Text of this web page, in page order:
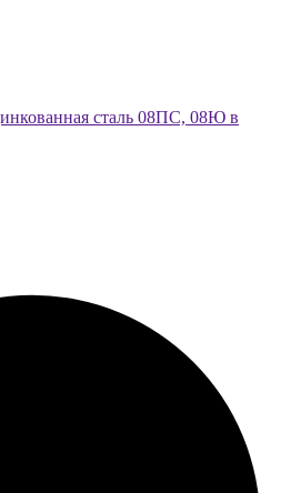
сталь 08ПС, 08Ю в